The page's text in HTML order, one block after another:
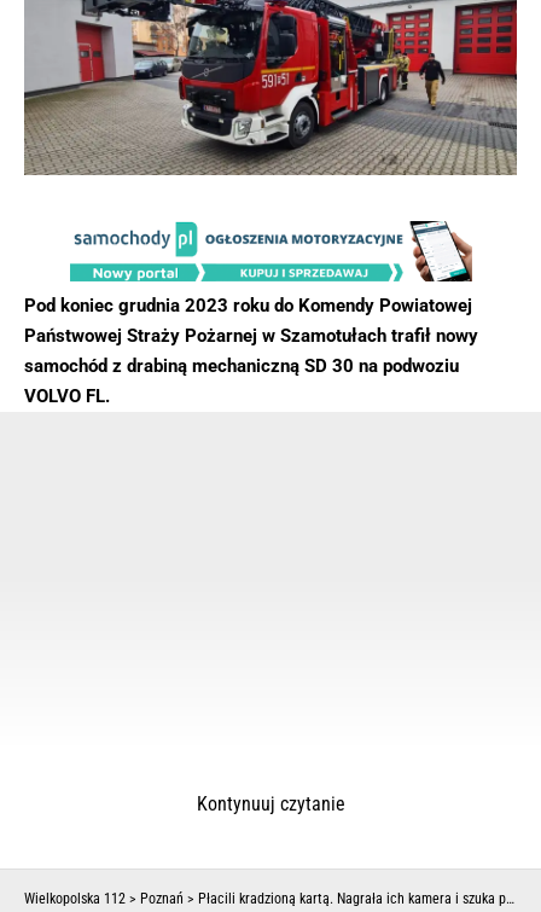
Pod koniec grudnia 2023 roku do Komendy Powiatowej
Państwowej Straży Pożarnej w Szamotułach trafił nowy
samochód z drabiną mechaniczną SD 30 na podwoziu
VOLVO FL.
Kontynuuj czytanie
Wielkopolska 112 > Poznań > Płacili kradzioną kartą. Nagrała ich kamera i szuka policja